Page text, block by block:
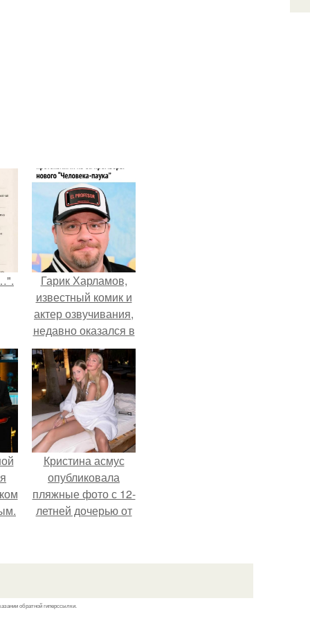
Гарик Харламов,
известный комик и
актер озвучивания,
недавно оказался в
центре внимания
из-за своей работы
над озвучкой
мультфильма про
колобка.
Кристина асмус
опубликовала
пляжные фото с 12-
летней дочерью от
обратной гиперссылки.